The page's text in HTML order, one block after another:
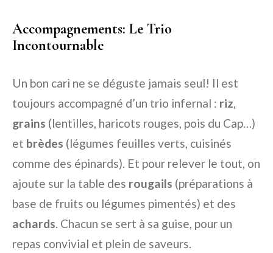
Accompagnements: Le Trio
Incontournable
Un bon cari ne se déguste jamais seul! Il est
toujours accompagné d’un trio infernal : riz,
grains (lentilles, haricots rouges, pois du Cap…)
et brèdes (légumes feuilles verts, cuisinés
comme des épinards). Et pour relever le tout, on
ajoute sur la table des rougails (préparations à
base de fruits ou légumes pimentés) et des
achards. Chacun se sert à sa guise, pour un
repas convivial et plein de saveurs.